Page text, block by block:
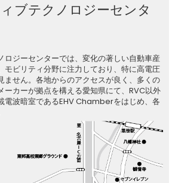
ブテクノロジーセンタ
ロジーセンターでは、変化の著しい自動車産
モビリティ分野に注力しており、特に高電圧
ません。各地からのアクセスが良く、多くの
ーカーが拠点を構える愛知県にて、RVC以外
電波暗室であるEHV Chamberをはじめ、各